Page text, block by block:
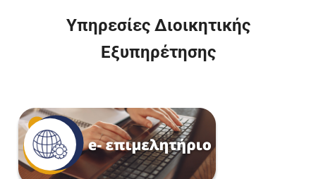
Υπηρεσίες Διοικητικής
Εξυπηρέτησης